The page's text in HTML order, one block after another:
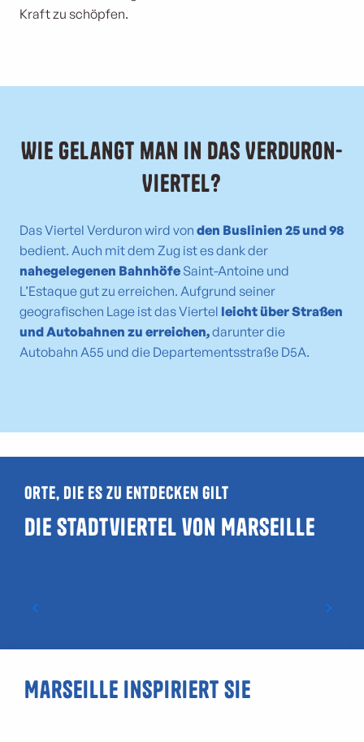
Kraft zu schöpfen.
Wie gelangt man in das Verduron-
Viertel?
Das Viertel Verduron wird von den Buslinien 25 und 98
bedient. Auch mit dem Zug ist es dank der
nahegelegenen Bahnhöfe Saint-Antoine und
L’Estaque gut zu erreichen. Aufgrund seiner
geografischen Lage ist das Viertel leicht über Straßen
und Autobahnen zu erreichen,darunter die
Autobahn A55 und die Departementsstraße D5A.
Orte, die es zu entdecken gilt
Die Stadtviertel von Marseille
Marseille inspiriert Sie